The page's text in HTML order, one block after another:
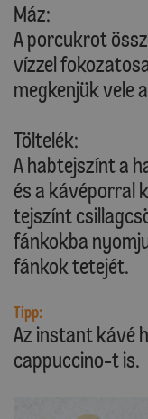
Máz:
A porcukrot
vízzel
megkenjük vele
Töltelék:
A habtejszínt a
és a kávéporral
tejszínt
fánkokba
fánkok tetejét.
Tipp:
Az instant kávé
cappuccino-t is.